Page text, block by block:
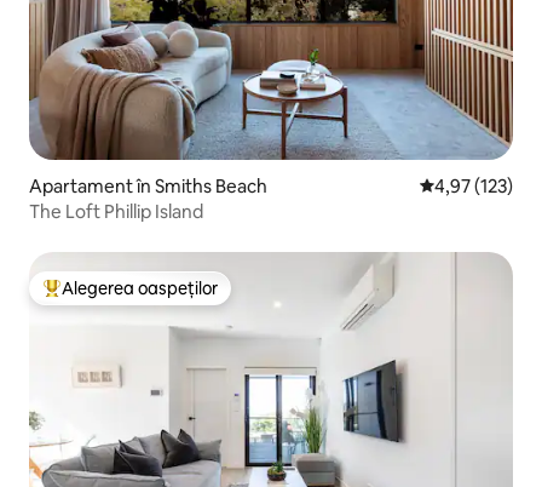
Apartament în Smiths Beach Scor mediu
4,97 (123)
The Loft Phillip Island
Locuință din topul categoriei Alegerea oaspeților
Alegerea oaspeților